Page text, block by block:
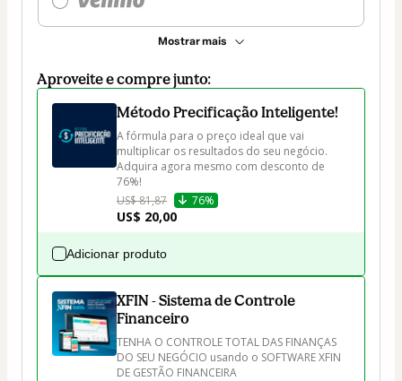
Mostrar mais
Aproveite e compre junto:
Método Precificação Inteligente!
A fórmula para o preço ideal que vai
multiplicar os resultados do seu negócio.
Adquira agora mesmo com desconto de
76%!
US$ 81,87
76%
US$ 20,00
Adicionar produto
XFIN - Sistema de Controle
Financeiro
TENHA O CONTROLE TOTAL DAS FINANÇAS
DO SEU NEGÓCIO usando o SOFTWARE XFIN
DE GESTÃO FINANCEIRA